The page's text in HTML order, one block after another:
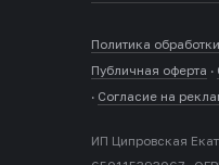
Политика
Публичная оферта ·
· Согласие на
ИП Ципровская